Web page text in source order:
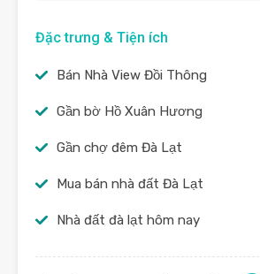
Đặc trưng & Tiện ích
Bán Nhà View Đồi Thông
Gần bờ Hồ Xuân Hương
Gần chợ đêm Đà Lạt
Mua bán nhà đất Đà Lạt
Nhà đất đà lạt hôm nay